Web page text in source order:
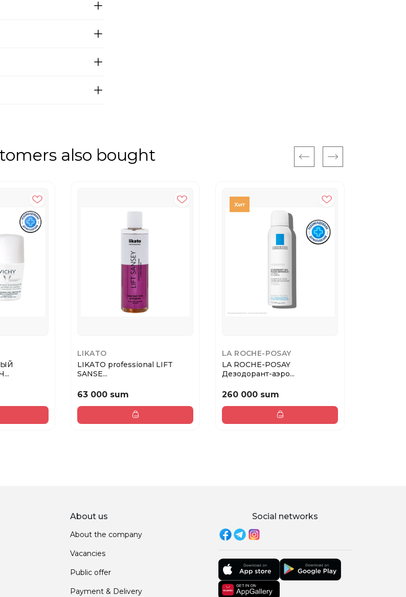
also bought
LIKATO
LIKATO professional LIFT
SANSE...
63 000 sum
LA ROCHE-POSAY
LA ROCHE-POSAY
Дезодорант-аэро...
260 000 sum
About us
About the company
Vacancies
Public offer
Payment & Delivery
Social networks